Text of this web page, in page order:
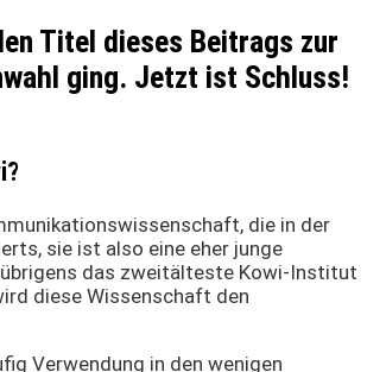
Titel dieses Beitrags zur
ging. Jetzt ist Schluss!
die in der
sie ist also eine eher junge
das zweitälteste Kowi-Institut
diese Wissenschaft den
Verwendung in den wenigen